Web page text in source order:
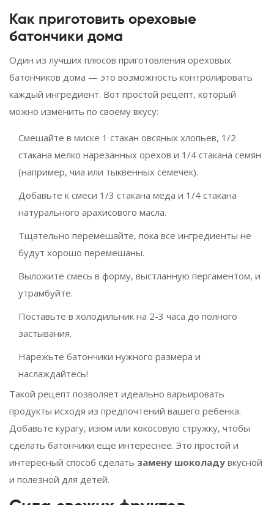
Как приготовить ореховые
батончики дома
Один из лучших плюсов приготовления ореховых
батончиков дома — это возможность контролировать
каждый ингредиент. Вот простой рецепт, который
можно изменить по своему вкусу:
Смешайте в миске 1 стакан овсяных хлопьев, 1/2
стакана мелко нарезанных орехов и 1/4 стакана семян
(например, чиа или тыквенных семечек).
Добавьте к смеси 1/3 стакана меда и 1/4 стакана
натурального арахисового масла.
Тщательно перемешайте, пока все ингредиенты не
будут хорошо перемешаны.
Выложите смесь в форму, выстланную пергаментом, и
утрамбуйте.
Поставьте в холодильник на 2-3 часа до полного
застывания.
Нарежьте батончики нужного размера и
наслаждайтесь!
Такой рецепт позволяет идеально варьировать
продукты исходя из предпочтений вашего ребенка.
Добавьте курагу, изюм или кокосовую стружку, чтобы
сделать батончики еще интереснее. Это простой и
интересный способ сделать замену шоколаду вкусной
и полезной для детей.